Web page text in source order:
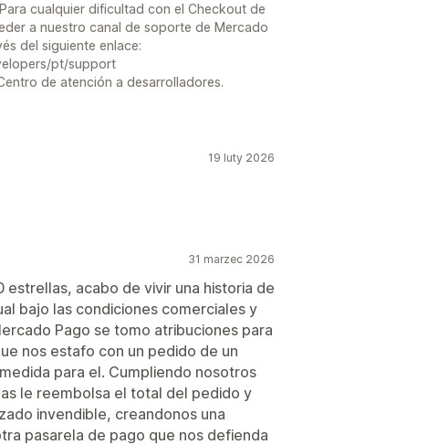
cualquier dificultad con el Checkout de
a nuestro canal de soporte de Mercado
del siguiente enlace:
pt/support
de atención a desarrolladores.
19 luty 2026
31 marzec 2026
acabo de vivir una historia de
bajo las condiciones comerciales y
Pago se tomo atribuciones para
nos estafo con un pedido de un
para el. Cumpliendo nosotros
le reembolsa el total del pedido y
invendible, creandonos una
pasarela de pago que nos defienda